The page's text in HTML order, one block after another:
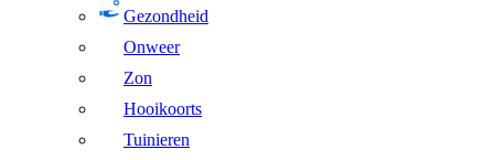
Gezondheid
Onweer
Zon
Hooikoorts
Tuinieren